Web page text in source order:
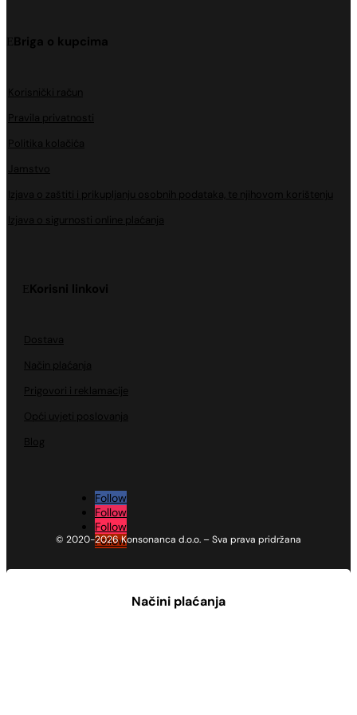
Briga o kupcima
Korisnički račun
Pravila privatnosti
Politika kolačića
Jamstvo
Izjava o zaštiti i prikupljanju osobnih podataka, te njihovom korištenju
Izjava o sigurnosti online plaćanja
Korisni linkovi
Dostava
Način plaćanja
Prigovori i reklamacije
Opći uvjeti poslovanja
Blog
Follow
Follow
Follow
Follow
© 2020-2026 Konsonanca d.o.o. – Sva prava pridržana
Načini plaćanja